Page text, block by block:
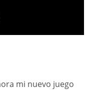
mi nuevo juego